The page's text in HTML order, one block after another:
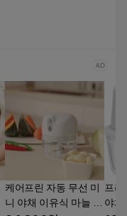
케어프린 자동 무선 미
니 야채 이유식 마늘 다
프리
야채